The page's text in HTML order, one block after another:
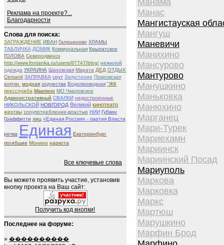
Реклама на проекте?...
Благодарности
Слова для поиска:
ЗАГРАЖДЕНИЕ ИВАН Галициново ХРАМЫ
ТАБЛИЧКА ДОМИК Коммунальная Крылатское
ГОЛОВА Северодвинск
http://www.fontanka.ru/users/87747/blog/ нежилой
одежда УКРАИНА Шаховская Марата ДЕД ОТДЫХ
Cersanit ЗАПРАВКА срут Запустение Покровская
взятки.
модная зодчества Водопроводная "ЖК
пресслужба Маклино МО Чкаловское
Административный СВАЛКИ недостроенные
НИКОЛЬСКОЙ НОВГОРОД Великий кинотеатр
жертвы злоупотребление-властью НИИ Губкин
Граффитти лиц «Единая Россия» - партия Власти
речка Единая Екатеринбург
погибшие Монино наркота
Все ключевые слова
Вы можете проявить участие, установив
кнопку проекта на Ваш сайт:
Получить код кнопки!
Последнее на форуме:
» ����������
Манама
Манас
Мангистауская
Мангуш
Маневичи
Манихино
Мансурово
Мантурово
Манушкино
Маньковка
Манюхино
Марганец
Мари-Турек
Мариехамн
Мариинск
Мариинский Посад
Мариуполь
Маркова
Марковка
Маркс
Мартюш
Марушкино
Марфин Брод